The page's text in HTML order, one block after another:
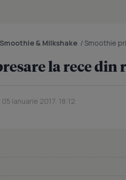
Smoothie & Milkshake /Smoothie
la rece din
Ianuarie 2017, 18:12